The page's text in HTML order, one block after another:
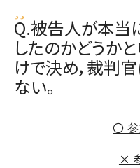
Q.被告人が本当に
したのかどうか
けで決め，裁判
ない。
〇 参
×